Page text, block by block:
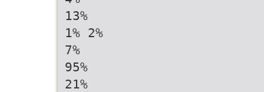
13%
1% 2%
7%
95%
21%